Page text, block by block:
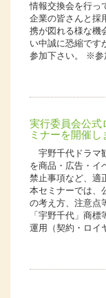
情報交換会を行っ
企業の皆さんと採
携が図れる様な機
い中誠に恐縮です
参加下さい。 ※参
実行委員会公式
ミナーを開催し
宇野千代ドラマ
を商品・広告・イ
禁止事項など、適
本セミナーでは、
の考え方、注意点
「宇野千代」商
運用（契約・ロイ